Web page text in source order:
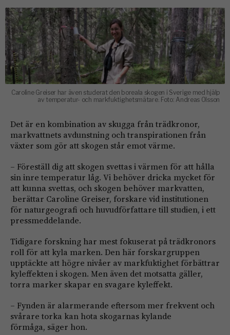
Caroline Greiser har även studerat den boreala skogen i Sverige med hjälp
av temperatur- och markfuktighetsmätare. Foto: Andreas Olsson
Det är en kombination av skugga från trädkronor,
markvattnets avdunstning och transpirationen från
växter som gör att skogen står emot värme.
– Föreställ dig att skogen svettas i värmen för att hålla
sin inre temperatur låg. Vi behöver dricka mycket för
att kunna svettas, och skogen behöver markvatten,
berättar Caroline Greiser, forskare vid institutionen
för naturgeografi och huvudförfattare till studien, i ett
pressmeddelande.
Tidigare forskning har mest fokuserat på trädkronors
roll för att kyla marken. Den här forskargruppen
upptäckte att högre nivåer av markfuktighet förbättrar
kyleffekten i skogen. Men även det motsatta gäller,
torra marker skapar en svagare kyleffekt.
– Fynden är alarmerande eftersom mer frekvent och
svårare torka kan hota skogarnas kylande
förmåga, säger hon.